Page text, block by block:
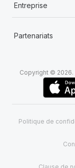
Entreprise
Partenariats
Copyright © 2026.
Politique de